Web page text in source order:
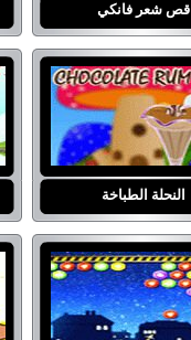
قص شعر فانكي
النحلة الطباخة